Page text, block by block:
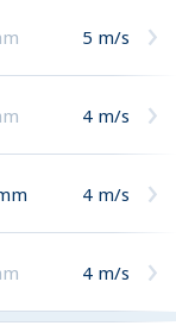
5 m/s
4 m/s
4 m/s
4 m/s